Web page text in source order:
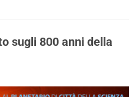
sugli 800 anni della